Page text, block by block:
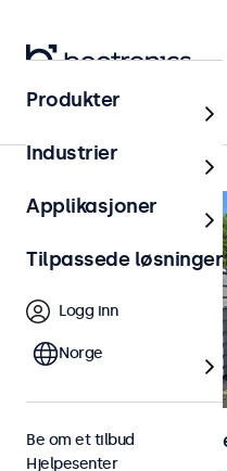
Hjem
Skjermer og
Produkter
Industrier
Applikasjoner
Tilpassede løsninger
Logg inn
Norge
Be om et tilbud
Hjelpesenter